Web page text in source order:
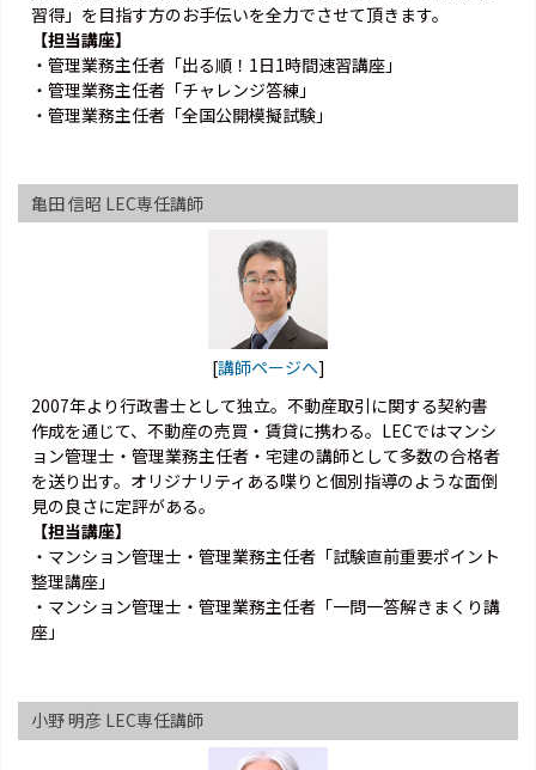
習得」を目指す方のお手伝いを全力でさせて頂きます。
【担当講座】
・管理業務主任者「出る順！1日1時間速習講座」
・管理業務主任者「チャレンジ答練」
・管理業務主任者「全国公開模擬試験」
亀田 信昭 LEC専任講師
[講師ページへ]
2007年より行政書士として独立。不動産取引に関する契約書
作成を通じて、不動産の売買・賃貸に携わる。LECではマンシ
ョン管理士・管理業務主任者・宅建の講師として多数の合格者
を送り出す。オリジナリティある喋りと個別指導のような面倒
見の良さに定評がある。
【担当講座】
・マンション管理士・管理業務主任者「試験直前重要ポイント
整理講座」
・マンション管理士・管理業務主任者「一問一答解きまくり講
座」
小野 明彦 LEC専任講師